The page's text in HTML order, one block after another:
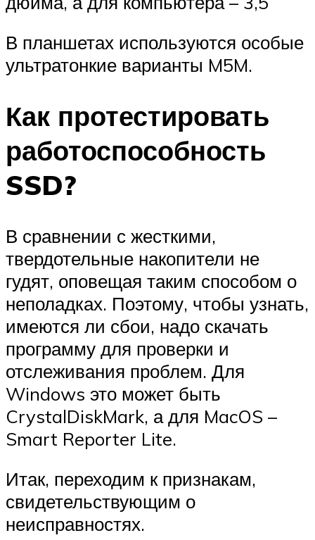
В планшетах используются особые
ультратонкие варианты M5M.
Как протестировать
работоспособность
SSD?
В сравнении с жесткими,
твердотельные накопители не
гудят, оповещая таким способом о
неполадках. Поэтому, чтобы узнать,
имеются ли сбои, надо скачать
программу для проверки и
отслеживания проблем. Для
Windows это может быть
CrystalDiskMark, а для MacOS –
Smart Reporter Lite.
Итак, переходим к признакам,
свидетельствующим о
неисправностях.